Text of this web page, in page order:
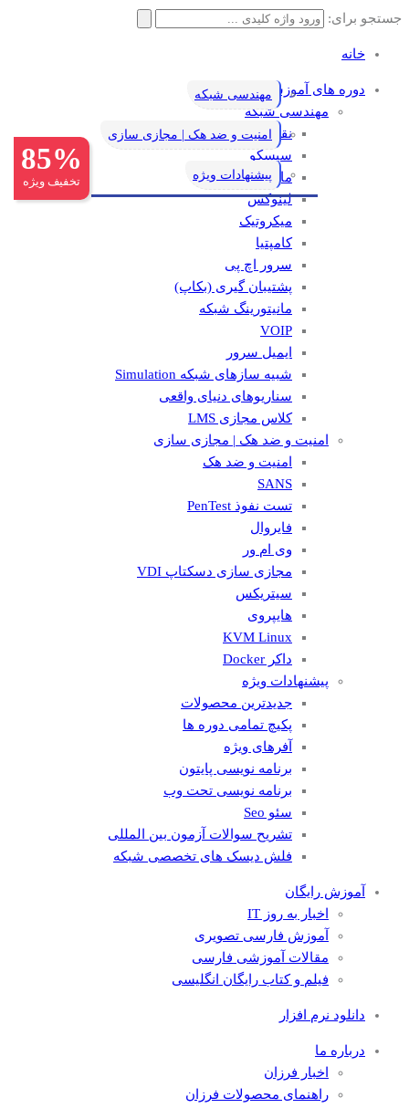
جستجو برای:
خانه
دوره های آموزشی
مهندسی شبکه
نقشه راه یادگیری شبکه
سیسکو
مایکروسافت
لینوکس
میکروتیک
کامپتیا
سرور اچ پی
پشتیبان گیری (بکاپ)
مانيتورينگ شبکه
VOIP
ایمیل سرور
شبیه سازهای شبکه Simulation
سناریوهای دنیای واقعی
کلاس مجازی LMS
امنیت و ضد هک | مجازی سازی
امنیت و ضد هک
SANS
تست نفوذ PenTest
فایروال
وی ام ور
مجازی سازی دسکتاپ VDI
سیتریکس
هایپروی
KVM Linux
داکر Docker
پیشنهادات ویژه
جدیدترین محصولات
پکیچ تمامی دوره ها
آفرهای ویژه
برنامه نویسی پایتون
برنامه نویسی تحت وب
سئو Seo
تشریح سوالات آزمون بین المللی
فلش دیسک های تخصصی شبکه
آموزش رایگان
اخبار به روز IT
آموزش فارسی تصویری
مقالات آموزشی فارسی
فیلم و کتاب رایگان انگلیسی
دانلود نرم افزار
درباره ما
اخبار فرزان
راهنمای محصولات فرزان
مهندسی شبکه
امنیت و ضد هک | مجازی سازی
پیشنهادات ویژه 85%
تخفیف ویژه